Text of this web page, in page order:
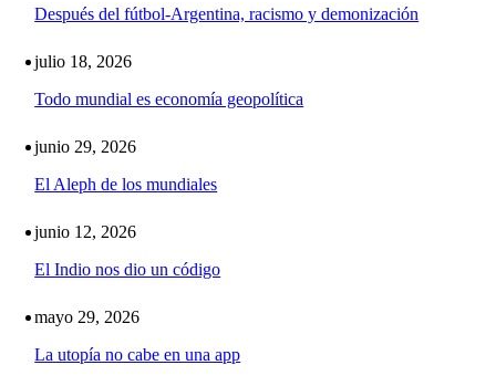
Después del fútbol-Argentina, racismo y demonización
julio 18, 2026
Todo mundial es economía geopolítica
junio 29, 2026
El Aleph de los mundiales
junio 12, 2026
El Indio nos dio un código
mayo 29, 2026
La utopía no cabe en una app